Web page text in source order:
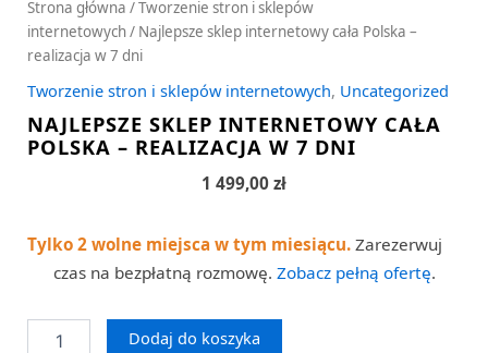
Strona główna /Tworzenie stron i sklepów
internetowych/ Najlepsze sklep internetowy cała Polska –
realizacja w 7 dni
Tworzenie stron i sklepów internetowych, Uncategorized
NAJLEPSZE SKLEP INTERNETOWY CAŁA
POLSKA – REALIZACJA W 7 DNI
1 499,00 zł
Tylko 2 wolne miejsca w tym miesiącu. Zarezerwuj
czas na bezpłatną rozmowę. Zobacz pełną ofertę.
Dodaj do koszyka